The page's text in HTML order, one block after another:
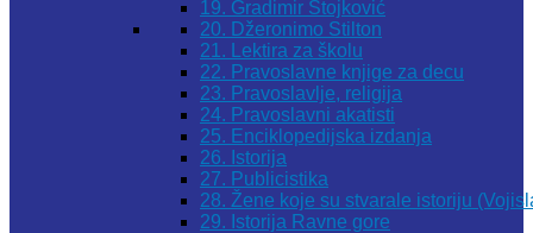
19. Gradimir Stojković
20. Džeronimo Stilton
21. Lektira za školu
22. Pravoslavne knjige za decu
23. Pravoslavlje, religija
24. Pravoslavni akatisti
25. Enciklopedijska izdanja
26. Istorija
27. Publicistika
28. Žene koje su stvarale istoriju
29. Istorija Ravne gore